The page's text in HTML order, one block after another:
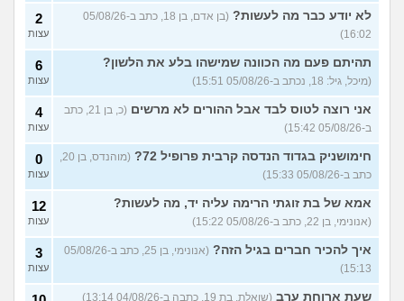
לא יודע כבר מה לעשות?
(בן אדם, בן 18, כתב ב-05/08/26
16:02)
2
עצות
תהיתם פעם מה הכוונה שמישהו בלע את הלשון?
(מיכל, גיל: 18, נכתב ב-05/08/26 15:51)
6
עצות
אני רוצה לטוס לבד אבל ההורים לא מרשים
(כ, בן 21, כתב
ב-05/08/26 15:42)
4
עצות
חימושניק בגדוד הנדסה קרבית פרופיל 72?
(מוהנדס, בן 20,
כתב ב-05/08/26 15:33)
0
עצות
אמא של בת זוגתי הרימה עליה יד, מה לעשות?
(אנונימי, בן 22, כתב ב-05/08/26 15:22)
12
עצות
איך להכיר חברים בגיל הזה?
(אנונימי, בן 25, כתב ב-05/08/26
15:13)
3
עצות
שעת ארוחת ערב (שואלת, בת 19, כתבה ב-04/08/26 13:14)